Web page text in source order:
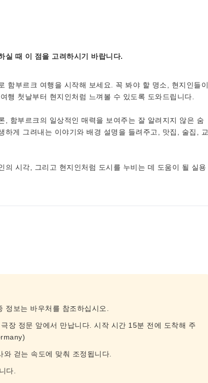
실 때 이 점을 고려하시기 바랍니다.
함부르크 여행을 시작해 보세요. 꼭 봐야 할 명소, 현지인들이
행 첫날부터 현지인처럼 느껴볼 수 있도록 도와드립니다.
함부르크의 일상적인 매력을 보여주는 잘 알려지지 않은 숨
게 그려내는 이야기와 배경 설명을 들려주고, 맛집, 술집, 교
시각, 그리고 현지인처럼 도시를 누비는 데 도움이 될 실용
보는 바우처를 참조하십시오.
장 정문 앞에서 만납니다. 시작 시간 15분 전에 도착해 주
걷는 속도에 맞춰 조정됩니다.
다.